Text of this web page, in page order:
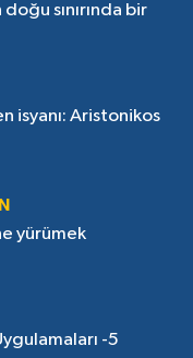
sınırında bir
isyanı: Aristonikos
yürümek
-5